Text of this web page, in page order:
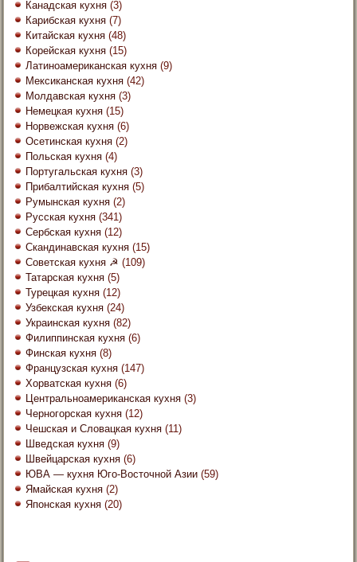
Канадская кухня (3)
Карибская кухня (7)
Китайская кухня (48)
Корейская кухня (15)
Латиноамериканская кухня (9)
Мексиканская кухня (42)
Молдавская кухня (3)
Немецкая кухня (15)
Норвежская кухня (6)
Осетинская кухня (2)
Польская кухня (4)
Португальская кухня (3)
Прибалтийская кухня (5)
Румынская кухня (2)
Русская кухня (341)
Сербская кухня (12)
Скандинавская кухня (15)
Советская кухня ☭ (109)
Татарская кухня (5)
Турецкая кухня (12)
Узбекская кухня (24)
Украинская кухня (82)
Филиппинская кухня (6)
Финская кухня (8)
Французская кухня (147)
Хорватская кухня (6)
Центральноамериканская кухня (3)
Черногорская кухня (12)
Чешская и Словацкая кухня (11)
Шведская кухня (9)
Швейцарская кухня (6)
ЮВА — кухня Юго-Восточной Азии (59)
Ямайская кухня (2)
Японская кухня (20)